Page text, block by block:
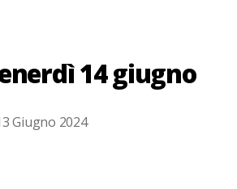
14 giugno
Giugno 2024